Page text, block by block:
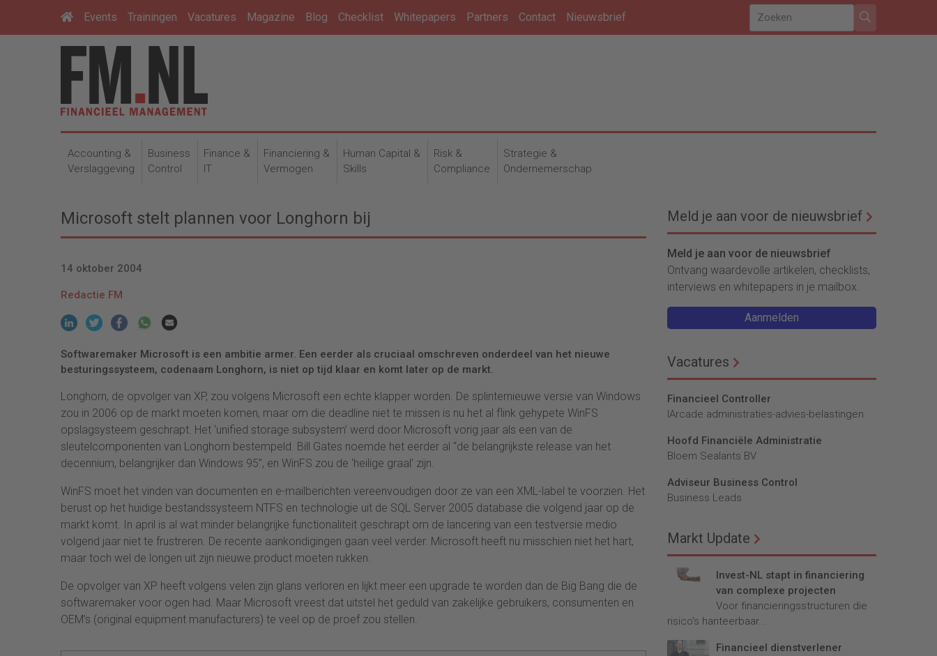
Events Trainingen Vacatures Magazine Blog Checklist Whitepapers Partners Contact Nieuwsbrief
Accounting &
Verslaggeving
Business
Control
Finance &
IT
Financiering &
Vermogen
Human Capital &
Skills
Risk &
Compliance
Strategie &
Ondernemerschap
Microsoft stelt plannen voor Longhorn bij
14 oktober 2004
Redactie FM
Softwaremaker Microsoft is een ambitie armer. Een eerder als cruciaal omschreven onderdeel van het nieuwe
besturingssysteem, codenaam Longhorn, is niet op tijd klaar en komt later op de markt.
Longhorn, de opvolger van XP, zou volgens Microsoft een echte klapper worden. De splinternieuwe versie van Windows
zou in 2006 op de markt moeten komen, maar om die deadline niet te missen is nu het al flink gehypete WinFS
opslagsysteem geschrapt. Het ‘unified storage subsystem’ werd door Microsoft vorig jaar als een van de
sleutelcomponenten van Longhorn bestempeld. Bill Gates noemde het eerder al “de belangrijkste release van het
decennium, belangrijker dan Windows 95”, en WinFS zou de ‘heilige graal’ zijn.
WinFS moet het vinden van documenten en e-mailberichten vereenvoudigen door ze van een XML-label te voorzien. Het
berust op het huidige bestandssysteem NTFS en technologie uit de SQL Server 2005 database die volgend jaar op de
markt komt. In april is al wat minder belangrijke functionaliteit geschrapt om de lancering van een testversie medio
volgend jaar niet te frustreren. De recente aankondigingen gaan veel verder. Microsoft heeft nu misschien niet het hart,
maar toch wel de longen uit zijn nieuwe product moeten rukken.
De opvolger van XP heeft volgens velen zijn glans verloren en lijkt meer een upgrade te worden dan de Big Bang die de
softwaremaker voor ogen had. Maar Microsoft vreest dat uitstel het geduld van zakelijke gebruikers, consumenten en
OEM’s (original equipment manufacturers) te veel op de proef zou stellen.
Meld je aan voor de nieuwsbrief
Meld je aan voor de nieuwsbrief
Ontvang waardevolle artikelen, checklists,
interviews en whitepapers in je mailbox.
Aanmelden
Vacatures
Financieel Controller
lArcade administraties-advies-belastingen
Hoofd Financiële Administratie
Bloem Sealants BV
Adviseur Business Control
Business Leads
Markt Update
Invest-NL stapt in financiering
van complexe projecten
Voor financieringsstructuren die
risico’s hanteerbaar...
Financieel dienstverlener